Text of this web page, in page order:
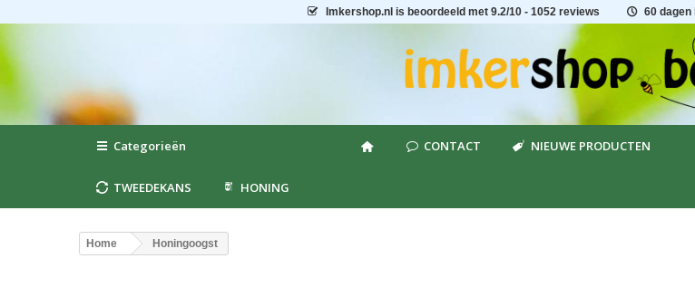
Imkershop.nl is beoordeeld met 9.2/10 - 1052 reviews 60 dagen
Categorieën CONTACT NIEUWE PRODUCTEN
TWEEDEKANS HONING
Home Honingoogst